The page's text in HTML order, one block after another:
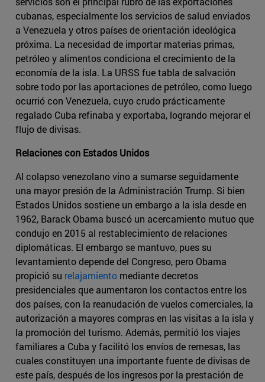
cubanas, especialmente los servicios de salud enviados
a Venezuela y otros países de orientación ideológica
próxima. La necesidad de importar materias primas,
petróleo y alimentos condiciona el crecimiento de la
economía de la isla. La URSS fue tabla de salvación
sobre todo por las aportaciones de petróleo, como luego
ocurrió con Venezuela, cuyo crudo prácticamente
regalado Cuba refinaba y exportaba, logrando mejorar el
flujo de divisas.
Relaciones con Estados Unidos
Al colapso venezolano vino a sumarse seguidamente
una mayor presión de la Administración Trump. Si bien
Estados Unidos sostiene un embargo a la isla desde en
1962, Barack Obama buscó un acercamiento mutuo que
condujo en 2015 al restablecimiento de relaciones
diplomáticas. El embargo se mantuvo, pues su
levantamiento depende del Congreso, pero Obama
propició su relajamiento mediante decretos
presidenciales que aumentaron los contactos entre los
dos países, con la reanudación de vuelos comerciales, la
autorización a mayores compras en las visitas a la isla y
la promoción del turismo. Además, permitió los viajes
familiares a Cuba y facilitó los envíos de remesas, las
cuales constituyen una importante fuente de divisas de
este país, después de los ingresos por la prestación de